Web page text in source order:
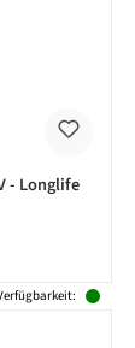
- Longlife